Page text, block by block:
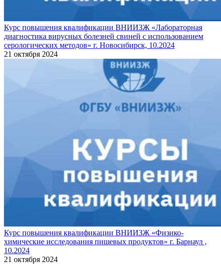
Курс повышения квалификации ВНИИЗЖ «Лабораторная
диагностика вирусных болезней свиней с использованием
серологических методов» г. Новосибирск, 10.2024
21 октября 2024
Курс повышения квалификации ВНИИЗЖ «Физико-
химические исследования пищевых продуктов» г. Барнаул ,
10.2024
21 октября 2024